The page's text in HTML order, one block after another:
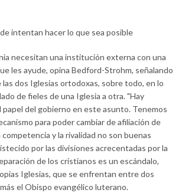
intentan hacer lo que sea posible
necesitan una institución externa con una
les ayude, opina Bedford-Strohm, señalando
dos Iglesias ortodoxas, sobre todo, en lo
de fieles de una Iglesia a otra. "Hay
del gobierno en este asunto. Tenemos
para poder cambiar de afiliación de
competencia y la rivalidad no son buenas
por las divisiones acrecentadas por la
de los cristianos es un escándalo,
Iglesias, que se enfrentan entre dos
el Obispo evangélico luterano.